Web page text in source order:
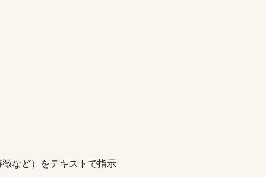
など）をテキストで指示